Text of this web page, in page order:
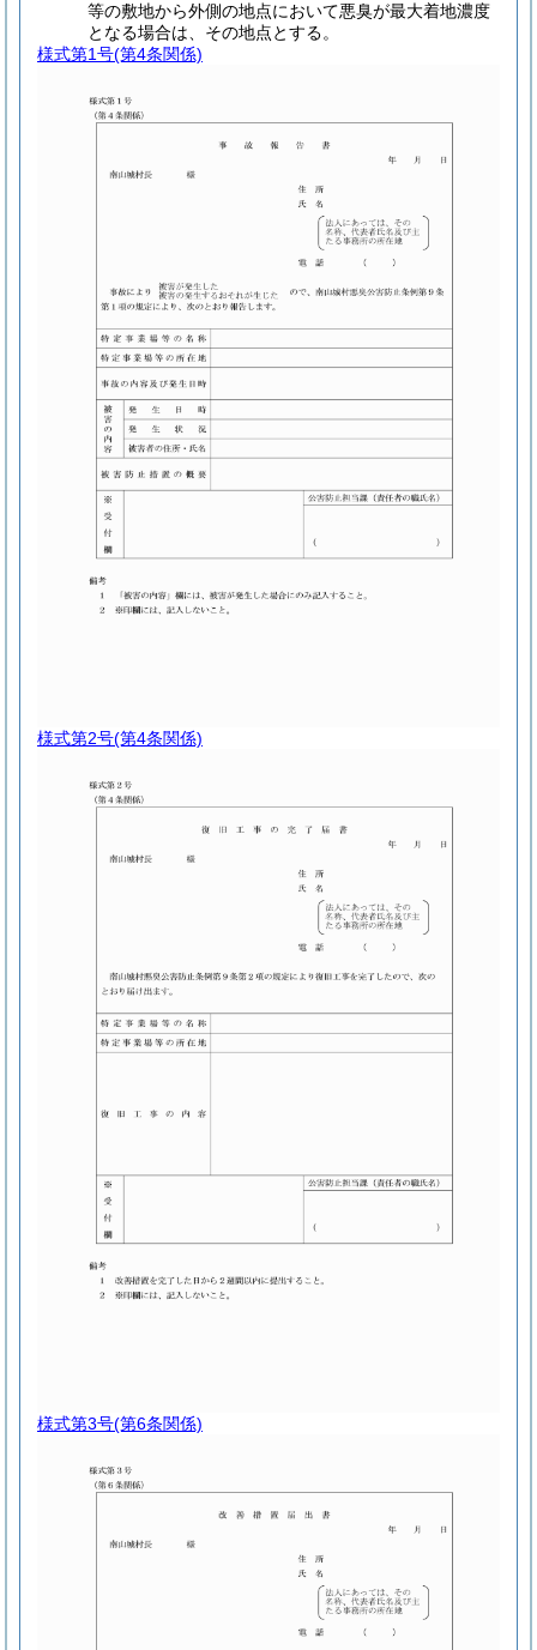
等の敷地から外側の地点において悪臭が最大着地濃度
となる場合は、その地点とする。
様式第1号(第4条関係)
様式第2号(第4条関係)
様式第3号(第6条関係)